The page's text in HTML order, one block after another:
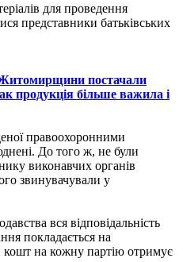
для проведення
представники батьківських
постачали
продукція більше важила і
правоохоронними
До того ж, не були
виконавчих органів
звинувачували у
вся відповідальність
покладається на
кошт на кожну партію отримує